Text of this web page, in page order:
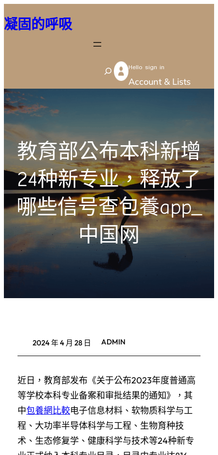
至
容
凝固的呼吸
S
e
h
Hello sign in
Account & Lists
教育部公布本科新增
24种新专业，释放了
哪些信号查包養app_
中国网
2024 年 4 月 28 日 ADMIN
近日，教育部发布《关于公布2023年度普通高
等学校本科专业备案和审批结果的通知》，其
中包養網比較电子信息材料、软物质科学与工
程、大功率半导体科学与工程、生物育种技
术、生态修复学、健康科学与技术等24种新专